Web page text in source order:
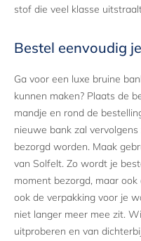
stof die veel klasse
Bestel eenvoudig
Ga voor een luxe bruine
kunnen maken? Plaats de
mandje en rond de
nieuwe bank zal
bezorgd worden. Maak
van Solfelt. Zo wordt je
moment bezorgd, maar
ook de verpakking voor je
niet langer meer mee zit.
uitproberen en van